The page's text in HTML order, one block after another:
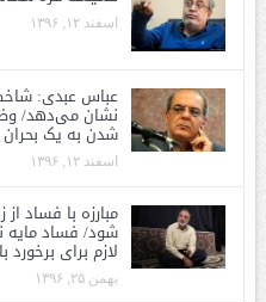
اسفند ۱۲, ۱۳۹۶
عباس عبدی:
نشان می‌دهد/
شدن به یک
اسفند ۱۲, ۱۳۹۶
مبارزه با فساد
شود/ فساد مایه
لازم برای
بهمن ۲۵, ۱۳۹۶